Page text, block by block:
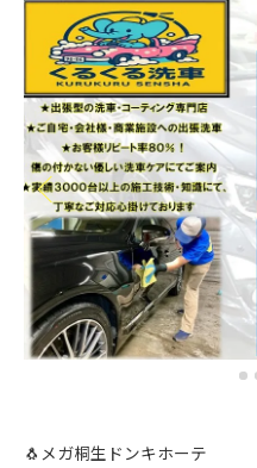
🐧メガ桐生ドンキホーテ